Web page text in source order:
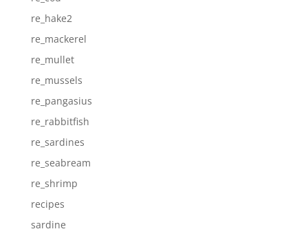
re_hake2
re_mackerel
re_mullet
re_mussels
re_pangasius
re_rabbitfish
re_sardines
re_seabream
re_shrimp
recipes
sardine